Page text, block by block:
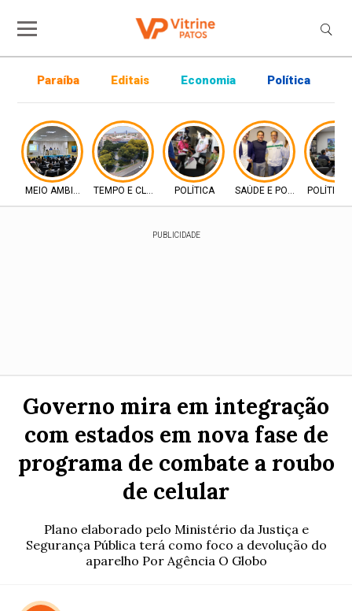
Paraíba Editais Economia Política
MEIO AMBIENTETEMPO E CLIMA POLÍTICA SAÚDE E POLÍTICAPOLÍTICA
PUBLICIDADE
Governo mira em integração
com estados em nova fase de
programa de combate a roubo
de celular
Plano elaborado pelo Ministério da Justiça e
Segurança Pública terá como foco a devolução do
aparelho Por Agência O Globo